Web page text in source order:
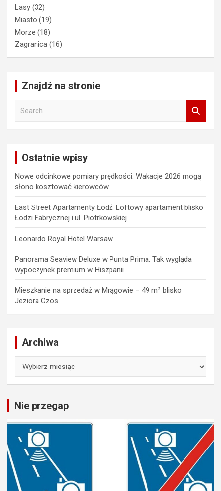
Lasy (32)
Miasto (19)
Morze (18)
Zagranica (16)
Znajdź na stronie
Ostatnie wpisy
Nowe odcinkowe pomiary prędkości. Wakacje 2026 mogą
słono kosztować kierowców
East Street Apartamenty Łódź. Loftowy apartament blisko
Łodzi Fabrycznej i ul. Piotrkowskiej
Leonardo Royal Hotel Warsaw
Panorama Seaview Deluxe w Punta Prima. Tak wygląda
wypoczynek premium w Hiszpanii
Mieszkanie na sprzedaż w Mrągowie – 49 m² blisko
Jeziora Czos
Archiwa
Nie przegap